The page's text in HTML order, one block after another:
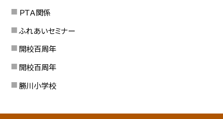
ＰＴＡ関係
ふれあいセミナー
開校百周年
開校百周年
勝川小学校